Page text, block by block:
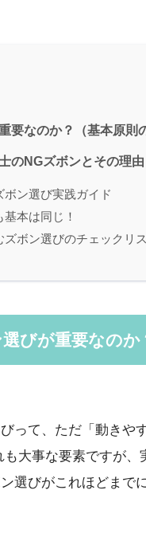
要なのか？（基本原則
のNGズボンとその理由
ン選び実践ガイド
本は同じ！
ボン選びのチェックリ
びが重要なのか
って、ただ「動きや
大事な要素ですが
選びがこれほどまで